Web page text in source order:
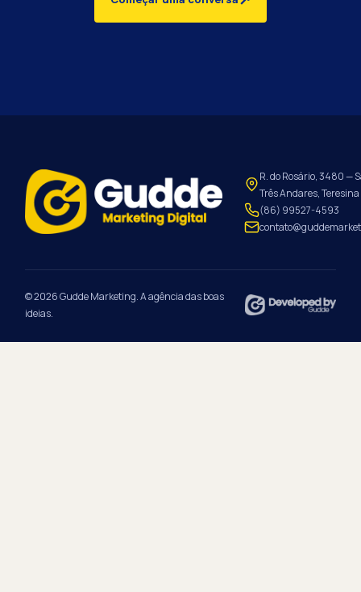
R. do Rosário, 3480 —
Três Andares,
(86) 99527-4593
© 2026 Gudde Marketing. A agência das boas
ideias.